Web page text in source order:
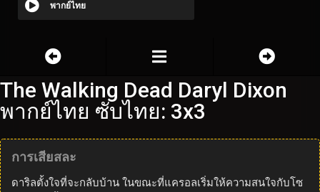
พากย์ไทย
The Walking Dead Daryl Dixon
พากย์ไทย ซับไทย: 3x3
การเสียสละ
ดาริลตั้งใจที่จะกลับบ้าน ในขณะที่แครอลเริ่มให้ความสนใจกับโซ